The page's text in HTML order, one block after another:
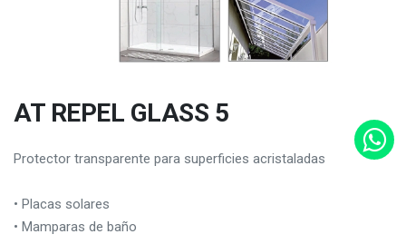
AT REPEL GLASS 5
Protector transparente para superficies acristaladas
• Placas solares
• Mamparas de baño